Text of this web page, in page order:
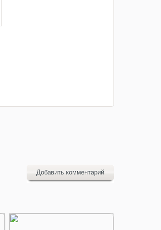
Добавить комментарий